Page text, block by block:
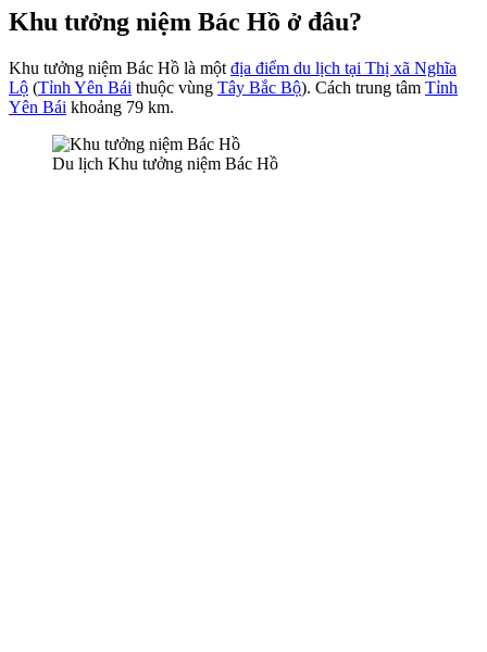
Khu tưởng niệm Bác Hồ ở đâu?
Khu tưởng niệm Bác Hồ là một địa điểm du lịch tại Thị xã Nghĩa
Lộ (Tỉnh Yên Bái thuộc vùng Tây Bắc Bộ). Cách trung tâm Tỉnh
Yên Bái khoảng 79 km.
Du lịch Khu tưởng niệm Bác Hồ